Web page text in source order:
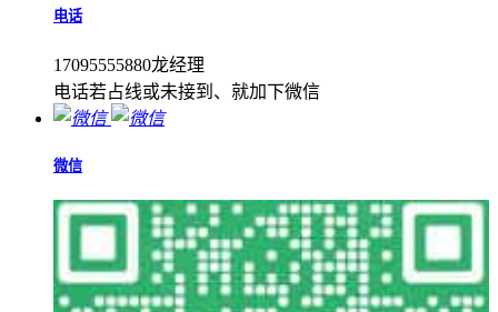
电话
17095555880龙经理
电话若占线或未接到、就加下微信
微信